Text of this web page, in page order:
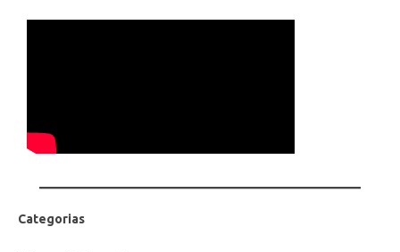
Categorias